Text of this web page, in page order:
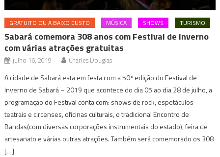
GRATUITO OU A BAIXO CUSTO MÚSICA SHOWS TURISMO
Sabará comemora 308 anos com Festival de Inverno
com várias atrações gratuitas
julho 16, 2019 Charles Douglas
A cidade de Sabará esta em festa com a 50ª edição do Festival de
Inverno de Sabará – 2019 que acontece do dia 05 ao dia 28 de julho, a
programação do Festival conta com: shows de rock, espetáculos
teatrais e circenses, oficinas culturais, o tradicional Encontro de
Bandas(com diversas corporações instrumentais do estado), feira de
artesanato e várias outras atrações. Também será comemorado os 308
[…]